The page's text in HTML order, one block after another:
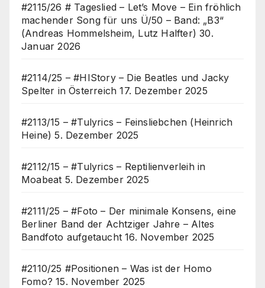
#2115/26 # Tageslied – Let’s Move – Ein fröhlich
machender Song für uns Ü/50 – Band: „B3“
(Andreas Hommelsheim, Lutz Halfter) 30.
Januar 2026
#2114/25 – #HIStory – Die Beatles und Jacky
Spelter in Österreich 17. Dezember 2025
#2113/15 – #Tulyrics – Feinsliebchen (Heinrich
Heine) 5. Dezember 2025
#2112/15 – #Tulyrics – Reptilienverleih in
Moabeat 5. Dezember 2025
#2111/25 – #Foto – Der minimale Konsens, eine
Berliner Band der Achtziger Jahre – Altes
Bandfoto aufgetaucht 16. November 2025
#2110/25 #Positionen – Was ist der Homo
Fomo? 15. November 2025